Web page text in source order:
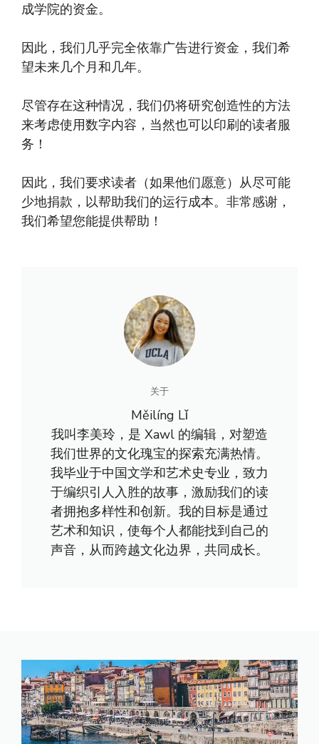
成学院的资金。
因此，我们几乎完全依靠广告进行资金，我们希
望未来几个月和几年。
尽管存在这种情况，我们仍将研究创造性的方法
来考虑使用数字内容，当然也可以印刷的读者服
务！
因此，我们要求读者（如果他们愿意）从尽可能
少地捐款，以帮助我们的运行成本。非常感谢，
我们希望您能提供帮助！
关于
Měilíng Lǐ
我叫李美玲，是 Xawl 的编辑，对塑造
我们世界的文化瑰宝的探索充满热情。
我毕业于中国文学和艺术史专业，致力
于编织引人入胜的故事，激励我们的读
者拥抱多样性和创新。我的目标是通过
艺术和知识，使每个人都能找到自己的
声音，从而跨越文化边界，共同成长。